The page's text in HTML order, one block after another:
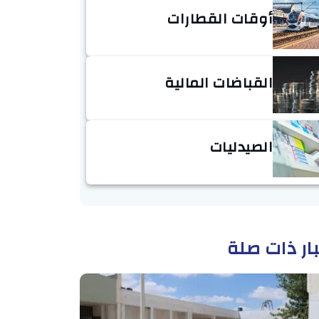
أوقات القطارات
القباضات المالية
الصيدليات
ذات صلة